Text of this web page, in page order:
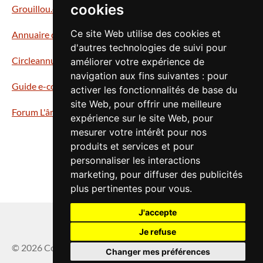
cookies
Ce site Web utilise des cookies et
d'autres technologies de suivi pour
améliorer votre expérience de
navigation aux fins suivantes : pour
activer les fonctionnalités de base du
site Web, pour offrir une meilleure
expérience sur le site Web, pour
mesurer votre intérêt pour nos
produits et services et pour
personnaliser les interactions
marketing, pour diffuser des publicités
plus pertinentes pour vous.
J'accepte
Je refuse
Changer mes préférences
Grouillou.com - finances personnelles
Annuaire des boutiques en ligne
Circleannuaire
Guide e-commerce & boutiques en ligne
Forum L'âme des couteaux
Exercer mon droit de rétractation
© 2026 Couteaux automatiques